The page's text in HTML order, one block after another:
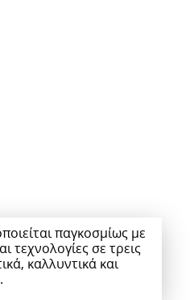
παγκοσμίως με
τεχνολογίες σε τρεις
καλλυντικά και